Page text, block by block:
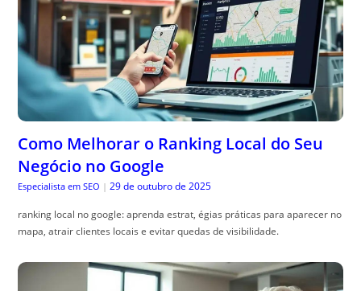
Como Melhorar o Ranking Local do Seu
Negócio no Google
Especialista em SEO | 29 de outubro de 2025
ranking local no google: aprenda estrat, égias práticas para aparecer no
mapa, atrair clientes locais e evitar quedas de visibilidade.